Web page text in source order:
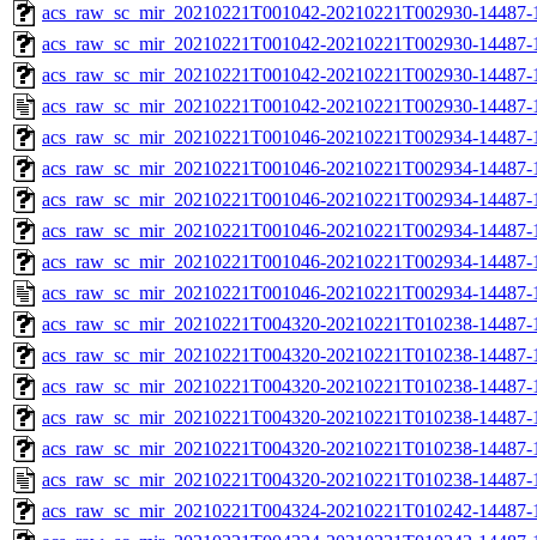
acs_raw_sc_mir_20210221T001042-20210221T002930-
acs_raw_sc_mir_20210221T001042-20210221T002930-
acs_raw_sc_mir_20210221T001042-20210221T002930-
acs_raw_sc_mir_20210221T001042-20210221T002930-
acs_raw_sc_mir_20210221T001046-20210221T002934-
acs_raw_sc_mir_20210221T001046-20210221T002934-
acs_raw_sc_mir_20210221T001046-20210221T002934-
acs_raw_sc_mir_20210221T001046-20210221T002934-
acs_raw_sc_mir_20210221T001046-20210221T002934-
acs_raw_sc_mir_20210221T001046-20210221T002934-
acs_raw_sc_mir_20210221T004320-20210221T010238-
acs_raw_sc_mir_20210221T004320-20210221T010238-
acs_raw_sc_mir_20210221T004320-20210221T010238-
acs_raw_sc_mir_20210221T004320-20210221T010238-
acs_raw_sc_mir_20210221T004320-20210221T010238-
acs_raw_sc_mir_20210221T004320-20210221T010238-
acs_raw_sc_mir_20210221T004324-20210221T010242-